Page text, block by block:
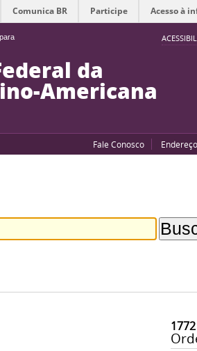
Comunica BR Participe Acesso à
da
Americana
Fale Conosco
1772